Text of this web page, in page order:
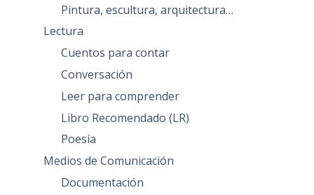
Pintura, escultura, arquitectura…
Lectura
Cuentos para contar
Conversación
Leer para comprender
Libro Recomendado (LR)
Poesía
Medios de Comunicación
Documentación